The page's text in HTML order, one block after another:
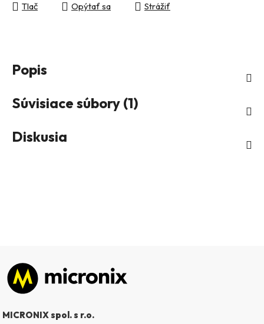
Tlač Opýtať sa Strážiť
Popis
Súvisiace súbory (1)
Diskusia
Zápätie
MICRONIX spol. s r.o.